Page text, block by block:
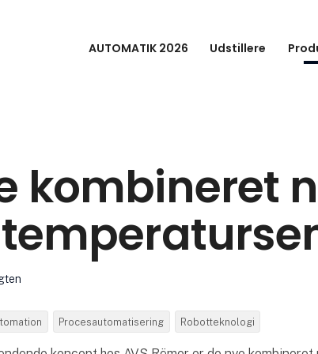
AUTOMATIK 2026 Udstillere
kombineret
Procesautomatisering Robotteknologi